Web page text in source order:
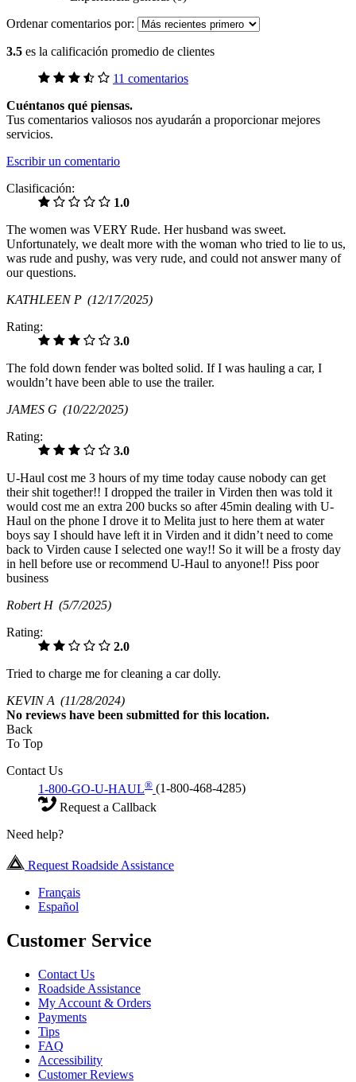
Ordenar comentarios por:
3.5 es la calificación promedio de clientes
11 comentarios
Cuéntanos qué piensas.
Tus comentarios valiosos nos ayudarán a proporcionar mejores
servicios.
Escribir un comentario
Clasificación:
1.0
The women was VERY Rude. Her husband was sweet.
Unfortunately, we dealt more with the woman who tried to lie to us,
was rude and pushy, was very rude, and could not answer many of
our questions.
KATHLEEN P (12/17/2025)
Rating:
3.0
The fold down fender was bolted solid. If I was hauling a car, I
wouldn’t have been able to use the trailer.
JAMES G (10/22/2025)
Rating:
3.0
U-Haul cost me 3 hours of my time today cause nobody can get
their shit together!! I dropped the trailer in Virden then was told it
would cost me an extra 200 bucks so after 45min dealing with U-
Haul on the phone I drove it to Melita just to here them at water
boys say I should have left it in Virden and it didn’t need to come
back to Virden cause I selected one way!! So it will be a frosty day
in hell before use or recommend U-Haul to anyone!! Piss poor
business
Robert H (5/7/2025)
Rating:
2.0
Tried to charge me for cleaning a car dolly.
KEVIN A (11/28/2024)
No reviews have been submitted for this location.
Back
To Top
Contact Us
1-800-GO-U-HAUL® (1-800-468-4285)
Request a Callback
Need help?
Request Roadside Assistance
Français
Español
Customer Service
Contact Us
Roadside Assistance
My Account & Orders
Payments
Tips
FAQ
Accessibility
Customer Reviews